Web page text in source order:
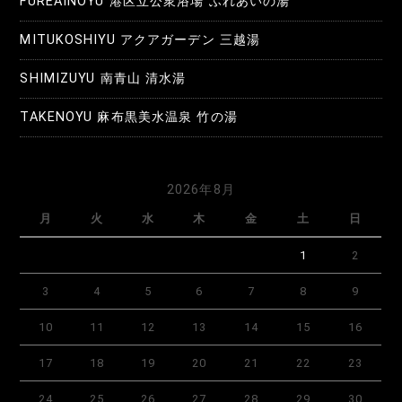
シ
ョ
ン
MITUKOSHIYU アクアガーデン 三越湯
SHIMIZUYU 南青山 清水湯
TAKENOYU 麻布黒美水温泉 竹の湯
2026年8月
月 火 水 木 金 土 日
1 2
3 4 5 6 7 8 9
10 11 12 13 14 15 16
17 18 19 20 21 22 23
24 25 26 27 28 29 30